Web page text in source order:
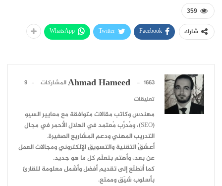
359
شارك Facebook
Twitter
WhatsApp
Ahmad Hameed 1663 المشاركات
9
تعليقات
مهندس وكاتب مقالات متوافقة مع معايير السيو
(SEO)، ومُدرِّب مُعتمد في الهلال الأحمر في مجال
التدريب المهني ودعم المشاريع الصغيرة.
أعشقُ التقنية والتسويق الإلكتروني ومجالات العمل
عن بعد، وأهتم بتعلّم كل ما هو جديد.
كما أتطلّع إلى تقديم أفضل وأشمل معلومة للقارئ
بأسلوب شيّق وممتع.